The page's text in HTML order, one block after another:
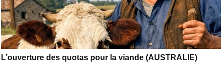
L’ouverture des quotas pour la viande (AUSTRALIE)